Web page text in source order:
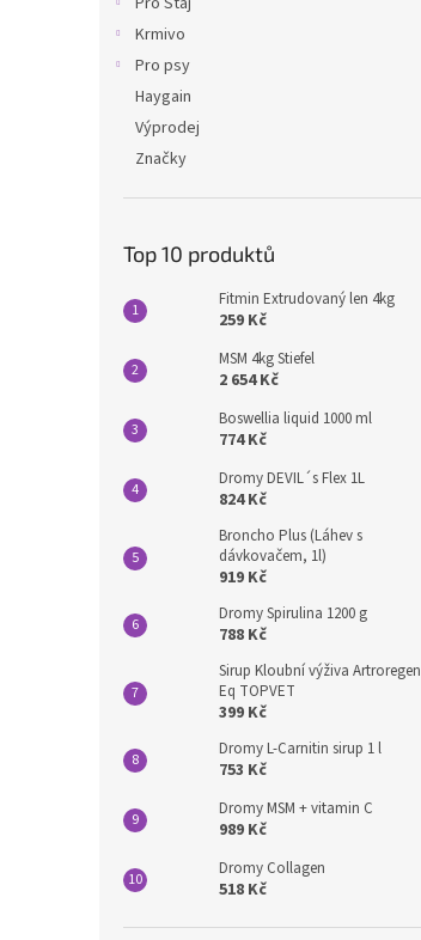
Krmivo
Pro psy
Haygain
Výprodej
Značky
Top 10 produktů
Fitmin Extrudovaný len 4kg
259 Kč
MSM 4kg Stiefel
2 654 Kč
Boswellia liquid 1000 ml
774 Kč
Dromy DEVIL´s Flex 1L
824 Kč
Broncho Plus (Láhev s
dávkovačem, 1l)
919 Kč
Dromy Spirulina 1200 g
788 Kč
Sirup Kloubní výživa Artroregen
Eq TOPVET
399 Kč
Dromy L-Carnitin sirup 1 l
753 Kč
Dromy MSM + vitamin C
989 Kč
Dromy Collagen
518 Kč